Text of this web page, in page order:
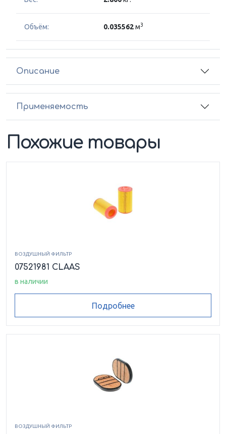
Объём: 0.035562м3
Описание
Применяемость
Похожие товары
ВОЗДУШНЫЙ ФИЛЬТР
07521981 CLAAS
в наличии
Подробнее
ВОЗДУШНЫЙ ФИЛЬТР